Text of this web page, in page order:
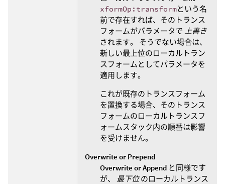
xformOp:transformという名
前で存在すれば、そのトランス
フォームがパラメータで 上書き
されます。 そうでない場合は、
新しい最上位のローカルトラン
スフォームとしてパラメータを
適用します。
これが既存のトランスフォーム
を置換する場合、そのトランス
フォームのローカルトランスフ
ォームスタック内の順番は影響
を受けません。
Overwrite or Prepend
Overwrite or Append と同様です
が、
最下位のローカルトランス